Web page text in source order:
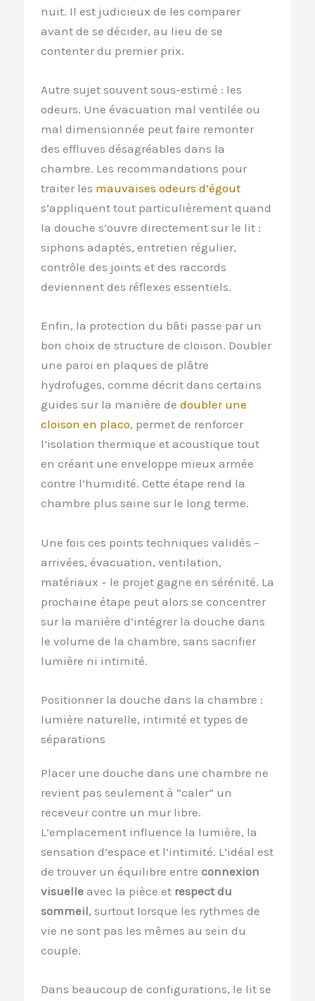
nuit. Il est judicieux de les comparer
avant de se décider, au lieu de se
contenter du premier prix.
Autre sujet souvent sous-estimé : les
odeurs. Une évacuation mal ventilée ou
mal dimensionnée peut faire remonter
des effluves désagréables dans la
chambre. Les recommandations pour
traiter les mauvaises odeurs d’égout
s’appliquent tout particulièrement quand
la douche s’ouvre directement sur le lit :
siphons adaptés, entretien régulier,
contrôle des joints et des raccords
deviennent des réflexes essentiels.
Enfin, la protection du bâti passe par un
bon choix de structure de cloison. Doubler
une paroi en plaques de plâtre
hydrofuges, comme décrit dans certains
guides sur la manière de doubler une
cloison en placo, permet de renforcer
l’isolation thermique et acoustique tout
en créant une enveloppe mieux armée
contre l’humidité. Cette étape rend la
chambre plus saine sur le long terme.
Une fois ces points techniques validés –
arrivées, évacuation, ventilation,
matériaux – le projet gagne en sérénité. La
prochaine étape peut alors se concentrer
sur la manière d’intégrer la douche dans
le volume de la chambre, sans sacrifier
lumière ni intimité.
Positionner la douche dans la chambre :
lumière naturelle, intimité et types de
séparations
Placer une douche dans une chambre ne
revient pas seulement à “caler” un
receveur contre un mur libre.
L’emplacement influence la lumière, la
sensation d’espace et l’intimité. L’idéal est
de trouver un équilibre entre connexion
visuelle avec la pièce et respect du
sommeil, surtout lorsque les rythmes de
vie ne sont pas les mêmes au sein du
couple.
Dans beaucoup de configurations, le lit se